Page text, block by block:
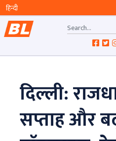
दिल्ली:
सप्ताह और